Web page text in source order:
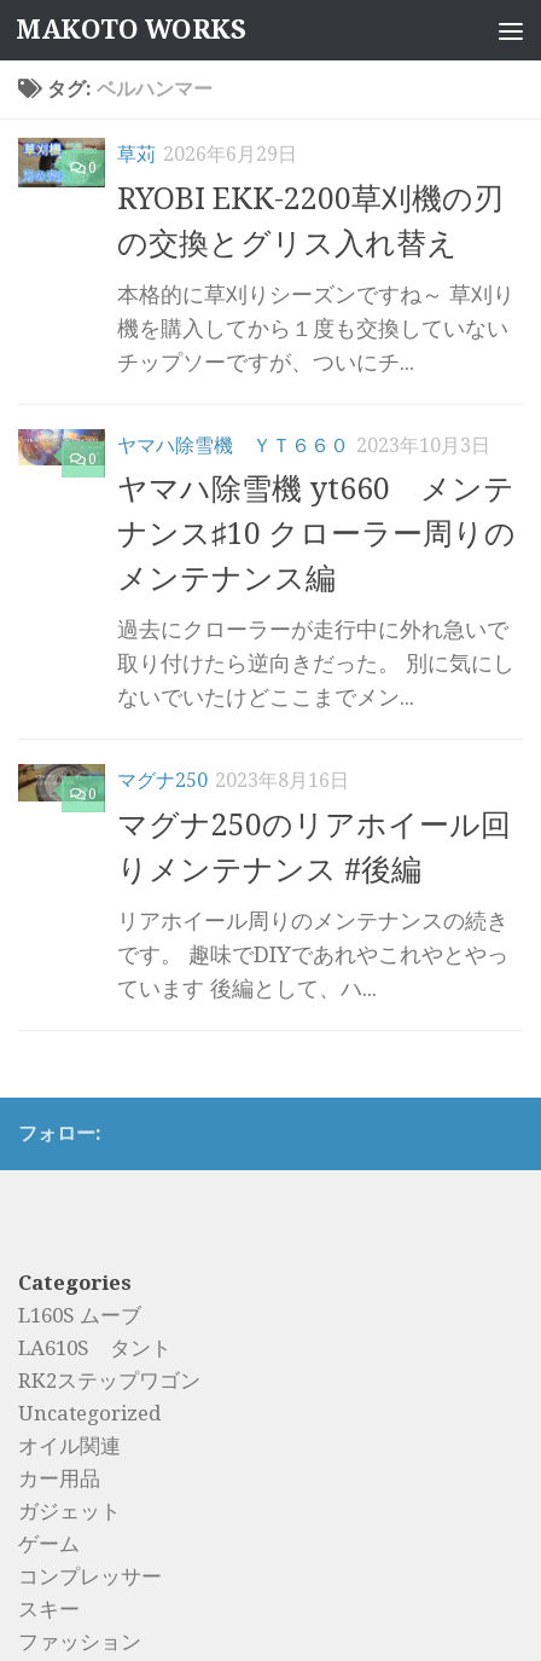
コンテンツへスキップ
MAKOTO WORKS
タグ: ベルハンマー
0
草苅 2026年6月29日
RYOBI EKK-2200草刈機の刃
の交換とグリス入れ替え
本格的に草刈りシーズンですね～ 草刈り
機を購入してから１度も交換していない
チップソーですが、ついにチ...
0
ヤマハ除雪機 ＹＴ６６０ 2023年10月3日
ヤマハ除雪機 yt660 メンテ
ナンス♯10 クローラー周りの
メンテナンス編
過去にクローラーが走行中に外れ急いで
取り付けたら逆向きだった。 別に気にし
ないでいたけどここまでメン...
0
マグナ250 2023年8月16日
マグナ250のリアホイール回
りメンテナンス #後編
リアホイール周りのメンテナンスの続き
です。 趣味でDIYであれやこれやとやっ
ています 後編として、ハ...
フォロー:
Categories
L160S ムーブ
LA610S タント
RK2ステップワゴン
Uncategorized
オイル関連
カー用品
ガジェット
ゲーム
コンプレッサー
スキー
ファッション